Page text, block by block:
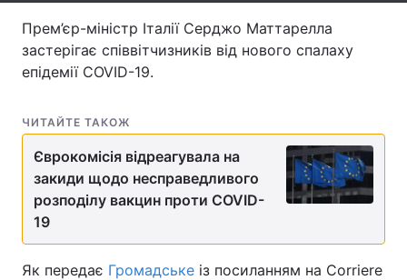
Контакти
Послуги
Прем’єр-міністр Італії Серджо Маттарелла
застерігає співвітчизників від нового спалаху
епідемії COVID-19.
ЧИТАЙТЕ ТАКОЖ
Єврокомісія відреагувала на
закиди щодо несправедливого
розподілу вакцин проти COVID-
19
Як передає Громадське із посиланням на Corriere